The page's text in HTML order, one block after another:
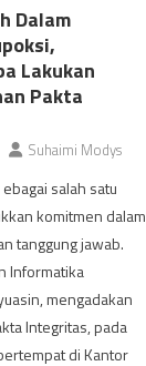
Dalam
Lakukan
Pakta
Suhaimi Modys
salah satu
komitmen dalam
tanggung jawab.
Informatika
mengadakan
Integritas, pada
di Kantor